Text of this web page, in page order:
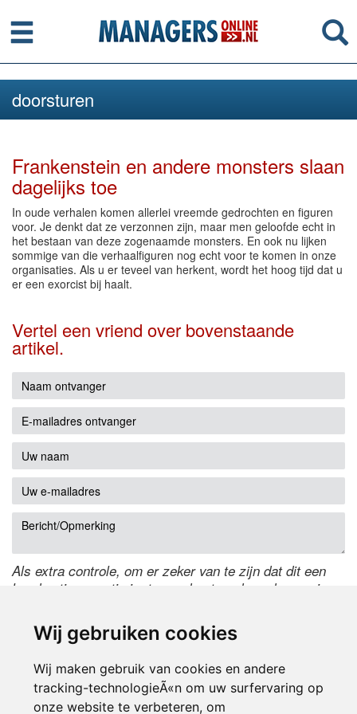
Wij gebruiken cookies
Wij maken gebruik van cookies en andere
tracking-technologieÃ«n om uw surfervaring op
onze website te verbeteren, om
Menu
doorsturen
Frankenstein en andere monsters slaan
dagelijks toe
In oude verhalen komen allerlei vreemde gedrochten en figuren
voor. Je denkt dat ze verzonnen zijn, maar men geloofde echt in
het bestaan van deze zogenaamde monsters. En ook nu lijken
sommige van die verhaalfiguren nog echt voor te komen in onze
organisaties. Als u er teveel van herkent, wordt het hoog tijd dat u
er een exorcist bij haalt.
Vertel een vriend over bovenstaande
artikel.
Als extra controle, om er zeker van te zijn dat dit een
handmatige reactie is, typ onderstaande code over in
de code te wijzigen.